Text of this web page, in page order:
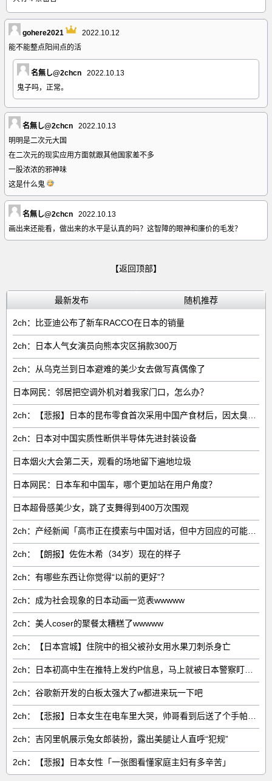
gohere2021
2022.10.12
能不能整点阳间点的活
名無し@2chcn
2022.10.13
鬼子吗，正常。
名無し@2chcn
2022.10.13
明明是二次元大国
在二次元的现实应用方面就跟其他国家差不多
一股浓浓的邪神味
这是什么鬼
名無し@2chcn
2022.10.13
画出来还能看，做出来的水平是认真的吗？这智障的眼神和廉价的毛发？
【返回顶部】
最新发布 随机推荐
2ch：比亚迪公布了新车RACCO在日本的销量
2ch：日本人气女演员向熊本灾区捐款300万
2ch：从乌克兰到日本避难的美少女去做写真偶像了
日本网民：邻居把空调外机对着我家门口，怎么办？
2ch：日本对中国实质性断供半导体先进封装设备
日本烟火大会第二天，观看的场地留下遍地垃圾
日本网民：日本车和中国车，哪个更加站在用户角度？
日本超骨感美少女，跳了支舞得到400万次围观
2ch：【朗报】佐佐木希（34岁）现在的样子
2ch：有哪些东西让你觉得“以前的更好”？
2ch：成为社会现象的日本动画一览表wwwww
2ch：美人coser的聚餐太糟糕了wwwww
2ch：【日本宫城】住院中的祖父被孙女用水果刀刺杀身亡
2ch：谷歌新开发的白板太强大了w都进来玩一下吧
2ch：吉冈里帆展示兔女郎装扮，露出美腿让人直呼“犯规”
2ch：【悲报】日本女性「一张图看懂家庭主妇有多辛苦」